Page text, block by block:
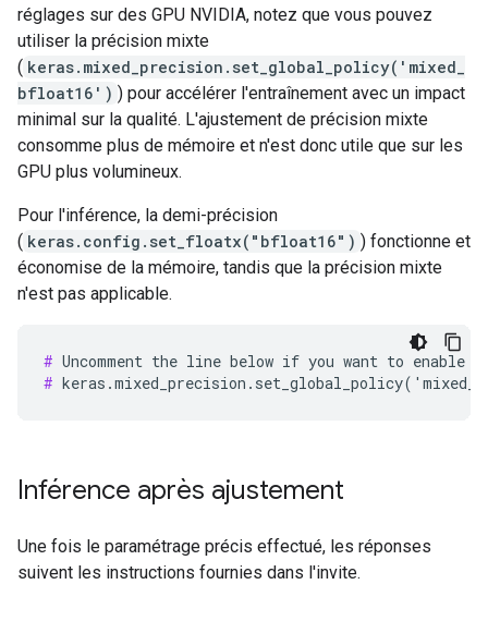
réglages sur des GPU NVIDIA, notez que vous pouvez
utiliser la précision mixte
( keras.mixed_precision.set_global_policy('mixed_
bfloat16') ) pour accélérer l'entraînement avec un impact
minimal sur la qualité. L'ajustement de précision mixte
consomme plus de mémoire et n'est donc utile que sur les
GPU plus volumineux.
Pour l'inférence, la demi-précision
( keras.config.set_floatx("bfloat16") ) fonctionne et
économise de la mémoire, tandis que la précision mixte
n'est pas applicable.
#
#
Inférence après ajustement
Une fois le paramétrage précis effectué, les réponses
suivent les instructions fournies dans l'invite.